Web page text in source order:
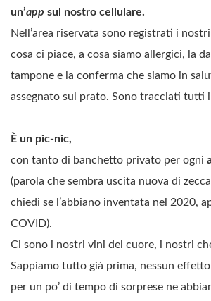
un’app sul nostro cellulare.
Nell’area riservata sono registrati i
cosa ci piace, a cosa siamo allergici, la
tampone e la conferma che siamo in
assegnato sul prato. Sono tracciati tutti
È un pic-nic,
con tanto di banchetto privato per ogni
(parola che sembra uscita nuova di
chiedi se l’abbiano inventata nel 2020,
COVID).
Ci sono i nostri vini del cuore, i nostri
Sappiamo tutto già prima, nessun
per un po’ di tempo di sorprese ne